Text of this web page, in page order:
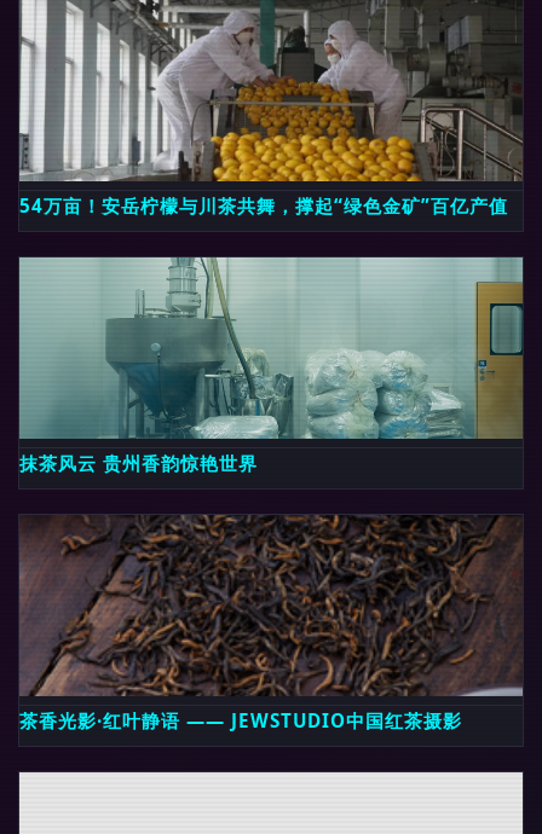
54万亩！安岳柠檬与川茶共舞，撑起“绿色金矿”百亿产值
抹茶风云 贵州香韵惊艳世界
茶香光影·红叶静语 —— JEWSTUDIO中国红茶摄影